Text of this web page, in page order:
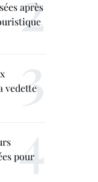
après
vedette
pour